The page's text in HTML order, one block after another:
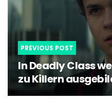
PREVIOUS POST
In Deadly Class
zu Killern